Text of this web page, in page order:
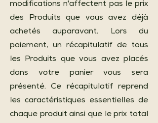
modifications n'affectent pas le prix
des Produits que vous avez déjà
achetés auparavant. Lors du
paiement, un récapitulatif de tous
les Produits que vous avez placés
dans votre panier vous sera
présenté. Ce récapitulatif reprend
les caractéristiques essentielles de
chaque produit ainsi que le prix total